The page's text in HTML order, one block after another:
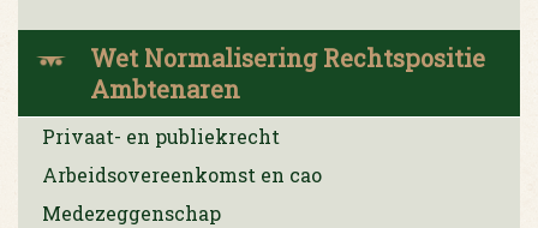
Wet Normalisering Rechtspositie
Ambtenaren
Privaat- en publiekrecht
Arbeidsovereenkomst en cao
Medezeggenschap